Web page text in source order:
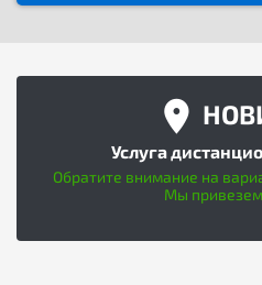
Услуга
Обратите внимание на
Мы